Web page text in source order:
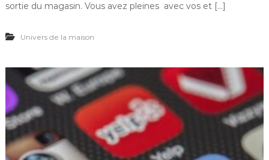
sortie du magasin. Vous avez pleines avec vos et […]
Univers de la maison